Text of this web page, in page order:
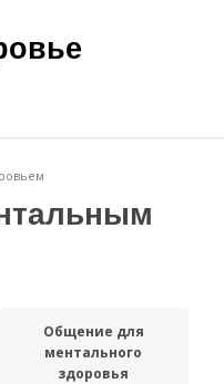
Общение для
ментального
здоровья